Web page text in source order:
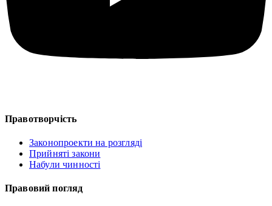
Правотворчість
Законопроекти на розгляді
Прийняті закони
Набули чинності
Правовий погляд